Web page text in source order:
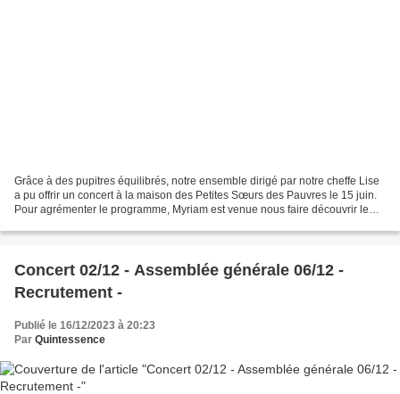
Grâce à des pupitres équilibrés, notre ensemble dirigé par notre cheffe Lise
a pu offrir un concert à la maison des Petites Sœurs des Pauvres le 15 juin.
Pour agrémenter le programme, Myriam est venue nous faire découvrir le
Concert 02/12 - Assemblée générale 06/12 -
Recrutement -
Publié le 16/12/2023 à 20:23
Par Quintessence